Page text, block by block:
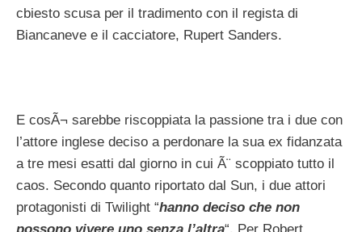
cbiesto scusa per il tradimento con il regista di
Biancaneve e il cacciatore, Rupert Sanders.
E cosÃ¬ sarebbe riscoppiata la passione tra i due con
l’attore inglese deciso a perdonare la sua ex fidanzata
a tre mesi esatti dal giorno in cui Ã¨ scoppiato tutto il
caos. Secondo quanto riportato dal Sun, i due attori
protagonisti di Twilight “hanno deciso che non